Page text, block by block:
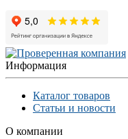
Информация
Каталог товаров
Статьи и новости
О компании